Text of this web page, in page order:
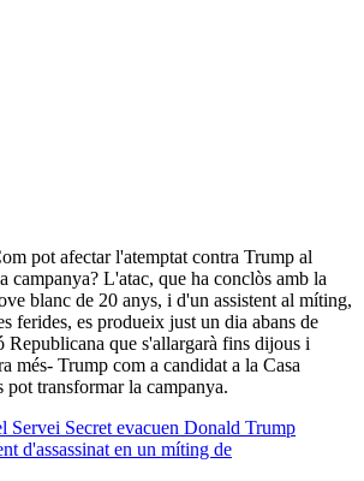
pot afectar l'atemptat contra Trump al
campanya? L'atac, que ha conclòs amb la
blanc de 20 anys, i d'un assistent al míting,
ferides, es produeix just un dia abans de
que s'allargarà fins dijous i
més- Trump com a candidat a la Casa
pot transformar la campanya.